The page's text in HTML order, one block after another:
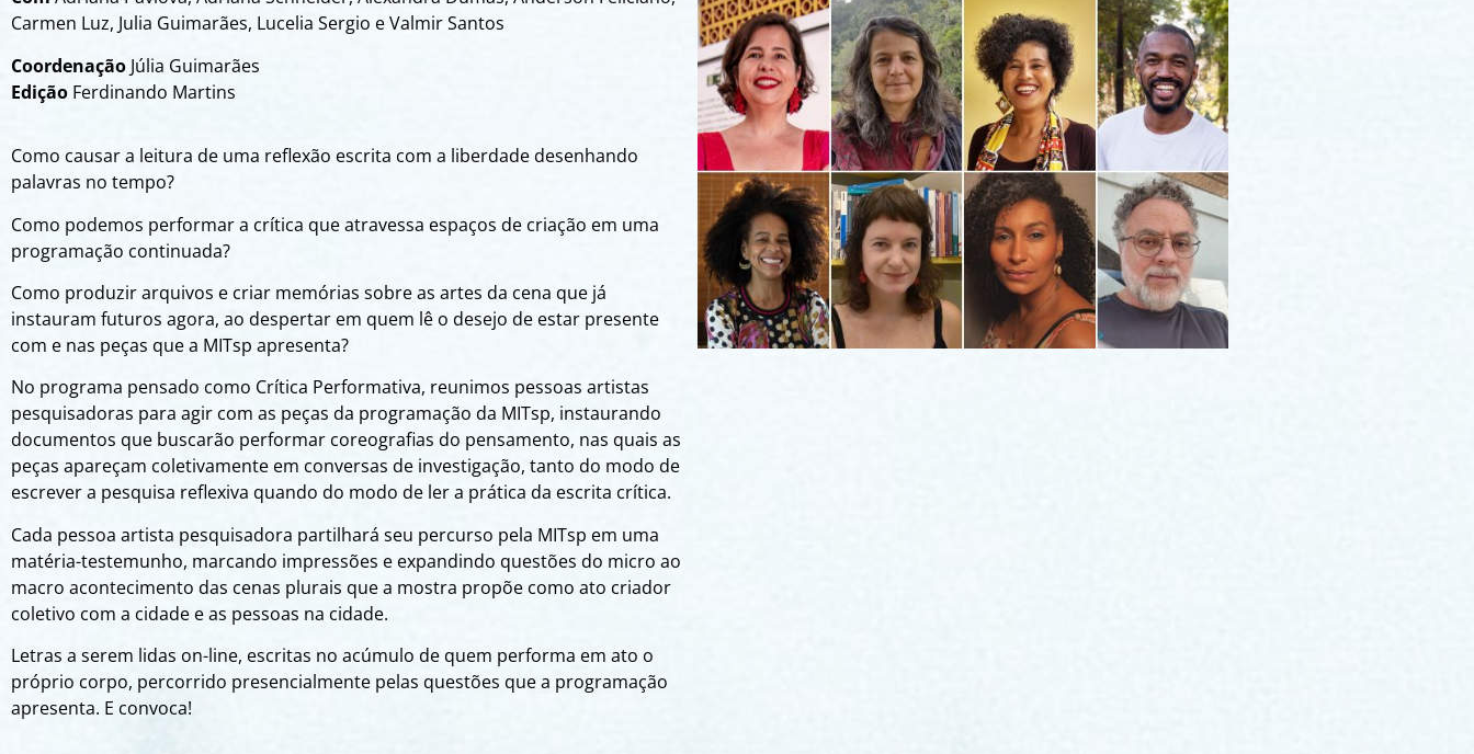
Carmen Luz, Julia Guimarães, Lucelia Sergio e Valmir Santos
Coordenação Júlia Guimarães
Edição Ferdinando Martins
Como causar a leitura de uma reflexão escrita com a liberdade desenhando
palavras no tempo?
Como podemos performar a crítica que atravessa espaços de criação em uma
programação continuada?
Como produzir arquivos e criar memórias sobre as artes da cena que já
instauram futuros agora, ao despertar em quem lê o desejo de estar presente
com e nas peças que a MITsp apresenta?
No programa pensado como Crítica Performativa, reunimos pessoas artistas
pesquisadoras para agir com as peças da programação da MITsp, instaurando
documentos que buscarão performar coreografias do pensamento, nas quais as
peças apareçam coletivamente em conversas de investigação, tanto do modo de
escrever a pesquisa reflexiva quando do modo de ler a prática da escrita crítica.
Cada pessoa artista pesquisadora partilhará seu percurso pela MITsp em uma
matéria-testemunho, marcando impressões e expandindo questões do micro ao
macro acontecimento das cenas plurais que a mostra propõe como ato criador
coletivo com a cidade e as pessoas na cidade.
Letras a serem lidas on-line, escritas no acúmulo de quem performa em ato o
próprio corpo, percorrido presencialmente pelas questões que a programação
apresenta. E convoca!